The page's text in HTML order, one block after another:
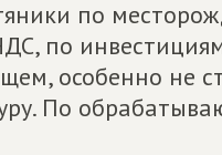
по
по
особенно не
По